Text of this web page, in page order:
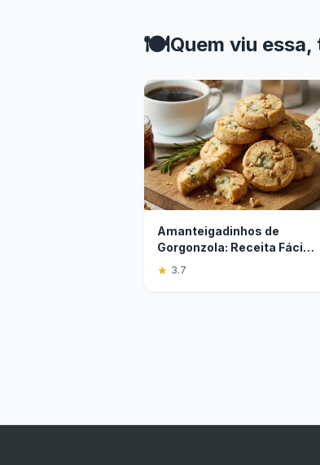
🍽️Quem viu
Amanteigadinhos de
Gorgonzola: Receita Fácil e
Deliciosa
★ 3.7